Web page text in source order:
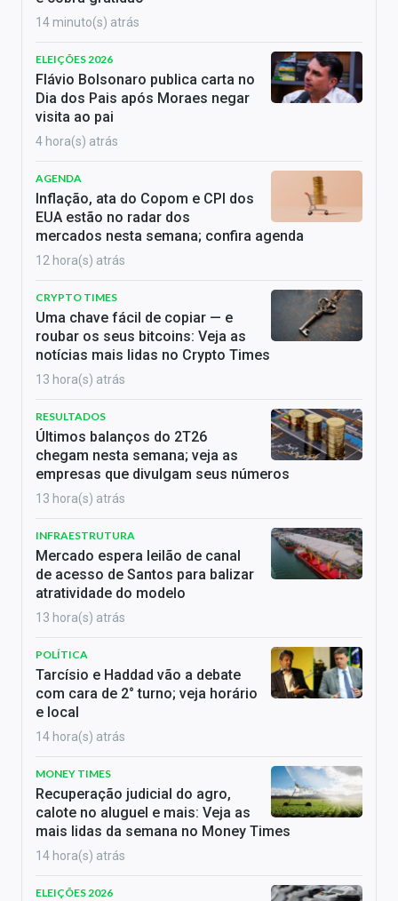
14 minuto(s) atrás
ELEIÇÕES 2026
Flávio Bolsonaro publica carta no
Dia dos Pais após Moraes negar
visita ao pai
4 hora(s) atrás
AGENDA
Inflação, ata do Copom e CPI dos
EUA estão no radar dos
mercados nesta semana; confira agenda
12 hora(s) atrás
CRYPTO TIMES
Uma chave fácil de copiar — e
roubar os seus bitcoins: Veja as
notícias mais lidas no Crypto Times
13 hora(s) atrás
RESULTADOS
Últimos balanços do 2T26
chegam nesta semana; veja as
empresas que divulgam seus números
13 hora(s) atrás
INFRAESTRUTURA
Mercado espera leilão de canal
de acesso de Santos para balizar
atratividade do modelo
13 hora(s) atrás
POLÍTICA
Tarcísio e Haddad vão a debate
com cara de 2° turno; veja horário
e local
14 hora(s) atrás
MONEY TIMES
Recuperação judicial do agro,
calote no aluguel e mais: Veja as
mais lidas da semana no Money Times
14 hora(s) atrás
ELEIÇÕES 2026